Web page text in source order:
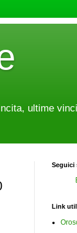
ultime
Seguici
Link